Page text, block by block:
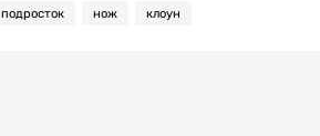
подросток нож клоун